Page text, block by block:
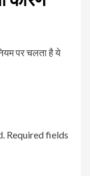
पर चलता है ये
Required fields